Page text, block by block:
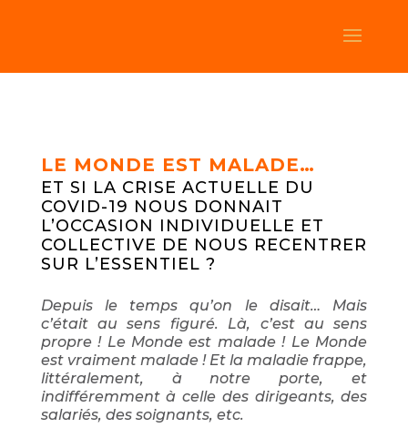
LE MONDE EST MALADE…
ET SI LA CRISE ACTUELLE DU
COVID-19 NOUS DONNAIT
L’OCCASION INDIVIDUELLE ET
COLLECTIVE DE NOUS RECENTRER
SUR L’ESSENTIEL ?
Depuis le temps qu’on le disait… Mais
c’était au sens figuré. Là, c’est au sens
propre ! Le Monde est malade ! Le Monde
est vraiment malade ! Et la maladie frappe,
littéralement, à notre porte, et
indifféremment à celle des dirigeants, des
salariés, des soignants, etc.